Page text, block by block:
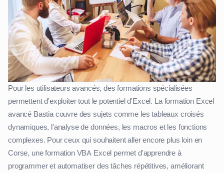
Pour les utilisateurs avancés, des formations spécialisées
permettent d'exploiter tout le potentiel d'Excel. La formation Excel
avancé Bastia couvre des sujets comme les tableaux croisés
dynamiques, l'analyse de données, les macros et les fonctions
complexes. Pour ceux qui souhaitent aller encore plus loin en
Corse, une formation VBA Excel permet d'apprendre à
programmer et automatiser des tâches répétitives, améliorant